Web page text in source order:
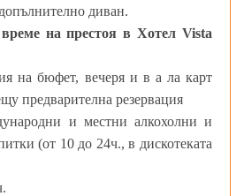
диван.
на престоя вХотел Vista
на бюфет, вечеря и в а ла карт
предварителна резервация
и местни алкохолни и
(от 10 до 24ч., в дискотеката